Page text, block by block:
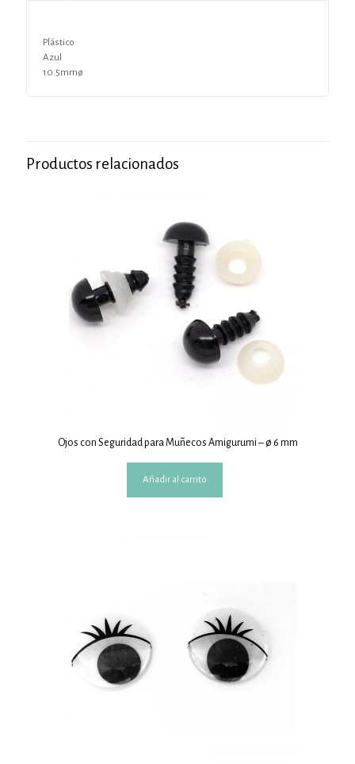
Plástico
Azul
10.5mmø
Productos relacionados
Ojos con Seguridad para Muñecos Amigurumi – ø 6 mm
Añadir al carrito